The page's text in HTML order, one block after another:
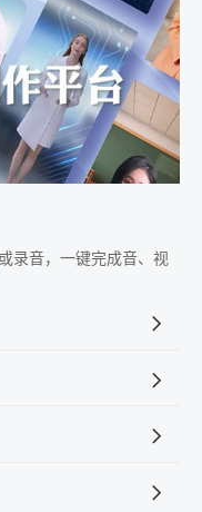
录音，一键完成音、视